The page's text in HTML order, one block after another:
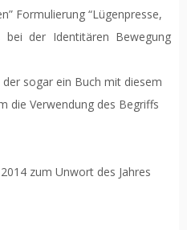
Formulierung “Lügenpresse,
bei der Identitären Bewegung
sogar ein Buch mit diesem
die Verwendung des Begriffs
zum Unwort des Jahres